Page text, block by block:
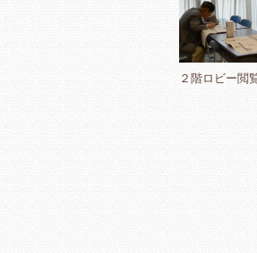
２階ロビー閲